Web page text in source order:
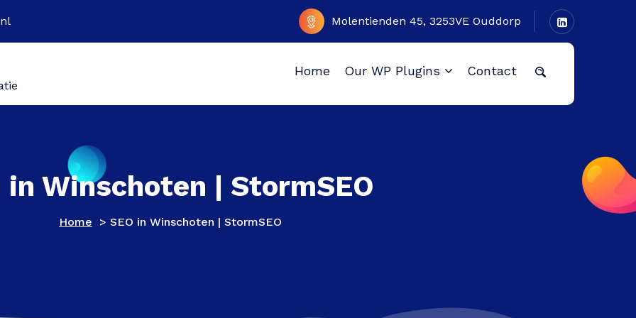
Molentienden 45, 3253VE Ouddorp
Home Our WP Plugins Contact
in Winschoten | StormSEO
Home > SEO in Winschoten | StormSEO